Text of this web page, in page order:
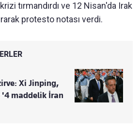
tırmandırdı ve 12 Nisan'da Irak
protesto notası verdi.
Xi Jinping,
'4 maddelik İran